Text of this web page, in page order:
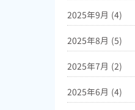
2025年9月 (4)
2025年8月 (5)
2025年7月 (2)
2025年6月 (4)